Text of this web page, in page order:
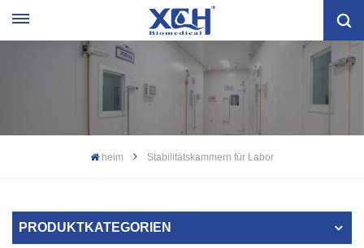
heim Stabilitätskammern für Labor
PRODUKTKATEGORIEN